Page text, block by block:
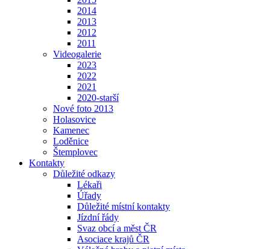
2014
2013
2012
2011
Videogalerie
2023
2022
2021
2020-starší
Nové foto 2013
Holasovice
Kamenec
Loděnice
Štemplovec
Kontakty
Důležité odkazy
Lékaři
Úřady
Důležité místní kontakty
Jízdní řády
Svaz obcí a měst ČR
Asociace krajů ČR